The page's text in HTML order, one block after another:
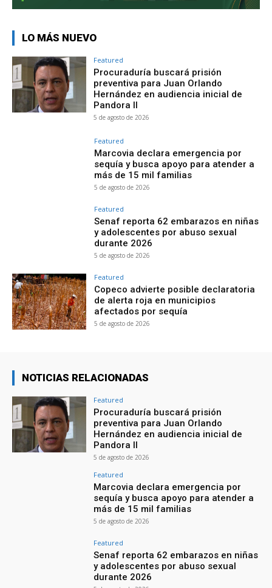
LO MÁS NUEVO
Featured
Procuraduría buscará prisión
preventiva para Juan Orlando
Hernández en audiencia inicial de
Pandora II
5 de agosto de 2026
Featured
Marcovia declara emergencia por
sequía y busca apoyo para atender a
más de 15 mil familias
5 de agosto de 2026
Featured
Senaf reporta 62 embarazos en niñas
y adolescentes por abuso sexual
durante 2026
5 de agosto de 2026
Featured
Copeco advierte posible declaratoria
de alerta roja en municipios
afectados por sequía
5 de agosto de 2026
NOTICIAS RELACIONADAS
Featured
Procuraduría buscará prisión
preventiva para Juan Orlando
Hernández en audiencia inicial de
Pandora II
5 de agosto de 2026
Featured
Marcovia declara emergencia por
sequía y busca apoyo para atender a
más de 15 mil familias
5 de agosto de 2026
Featured
Senaf reporta 62 embarazos en niñas
y adolescentes por abuso sexual
durante 2026